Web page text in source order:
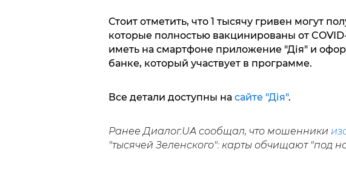
Стоит отметить, что 1 тысячу гривен могут
которые полностью вакцинированы от
иметь на смартфоне приложение "Дія" и
банке, который участвует в программе.
Все детали доступны на сайте "Дія".
Ранее Диалог.UA сообщал, что мошенники
"тысячей Зеленского": карты обчищают "под